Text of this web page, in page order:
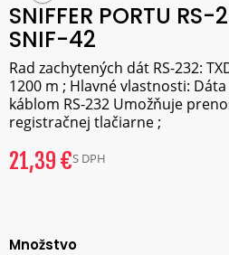
SNIFFER PORTU
SNIF-42
Rad zachytených dát RS-232:
1200 m ; Hlavné vlastnosti:
káblom RS-232 Umožňuje
registračnej tlačiarne ;
21,39 €S DPH
Množstvo